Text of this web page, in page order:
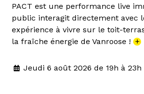
PACT est une performance live
public interagit directement avec
expérience à vivre sur le toit-
la fraîche énergie de Vanroose ! +
Jeudi 6 août 2026 de 19h à 23h